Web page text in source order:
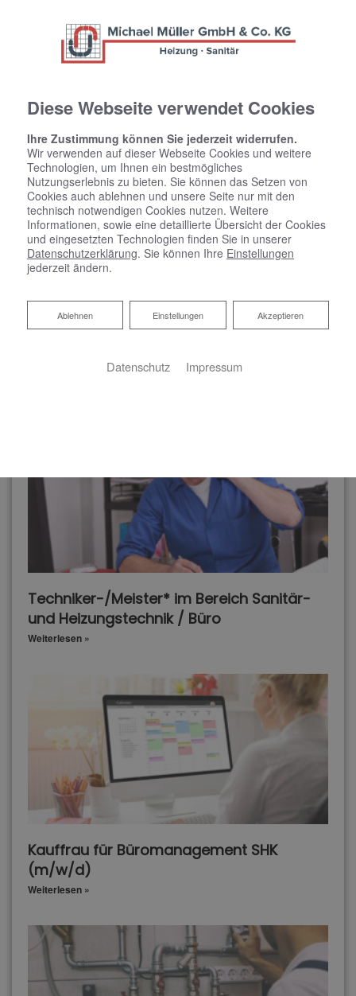
Ein starkes Team wartet auf
tatkräftige Unterstützung!
Techniker-/Meister* im Bereich Sanitär-
und Heizungstechnik / Büro
Weiterlesen »
Kauffrau für Büromanagement SHK
(m/w/d)
Weiterlesen »
Diese Webseite verwendet Cookies
Ihre Zustimmung können Sie jederzeit widerrufen.
Wir verwenden auf dieser Webseite Cookies und weitere
Technologien, um Ihnen ein bestmögliches
Nutzungserlebnis zu bieten. Sie können das Setzen von
Cookies auch ablehnen und unsere Seite nur mit den
technisch notwendigen Cookies nutzen. Weitere
Informationen, sowie eine detaillierte Übersicht der Cookies
und eingesetzten Technologien finden Sie in unserer
Datenschutzerklärung. Sie können Ihre Einstellungen
jederzeit ändern.
Akzeptieren
Einstellungen
Ablehnen
Ablehnen
Datenschutz Impressum